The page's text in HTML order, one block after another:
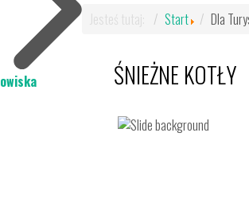
Jesteś tutaj: Start Dla
ŚNIEŻNE KOTŁY